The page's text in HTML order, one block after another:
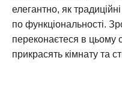
елегантно, як
по функціональності.
переконаєтеся в цьому
прикрасять кімнату та